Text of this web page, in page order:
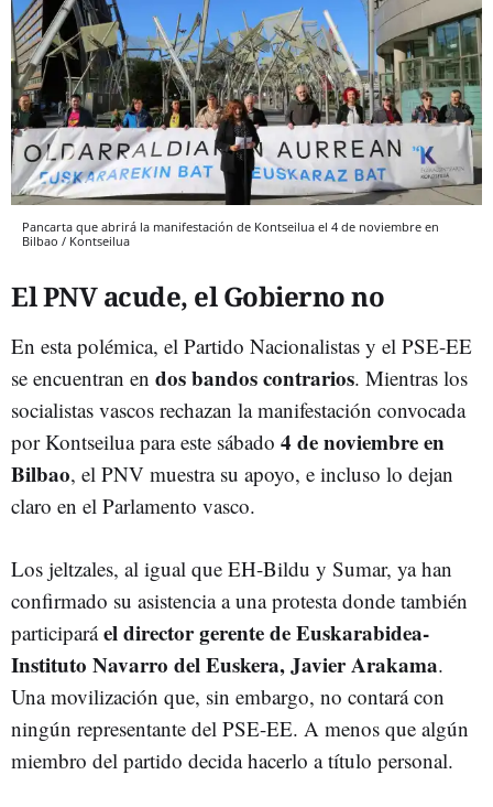
Pancarta que abrirá la manifestación de Kontseilua el 4 de noviembre en
Bilbao / Kontseilua
El PNV acude, el Gobierno no
En esta polémica, el Partido Nacionalistas y el PSE-EE
se encuentran en dos bandos contrarios. Mientras los
socialistas vascos rechazan la manifestación convocada
por Kontseilua para este sábado 4 de noviembre en
Bilbao, el PNV muestra su apoyo, e incluso lo dejan
claro en el Parlamento vasco.
Los jeltzales, al igual que EH-Bildu y Sumar, ya han
confirmado su asistencia a una protesta donde también
participaráel director gerente de Euskarabidea-
Instituto Navarro del Euskera, Javier Arakama.
Una movilización que, sin embargo, no contará con
ningún representante del PSE-EE. A menos que algún
miembro del partido decida hacerlo a título personal.